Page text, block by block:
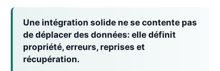
Une intégration solide ne se contente pas
de déplacer des données: elle définit
propriété, erreurs, reprises et
récupération.